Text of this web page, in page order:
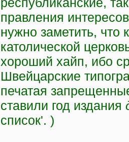
правления
нужно заметить, что
католической
хороший хайп, ибо
Швейцарские
печатая
ставили год издания
список'. )